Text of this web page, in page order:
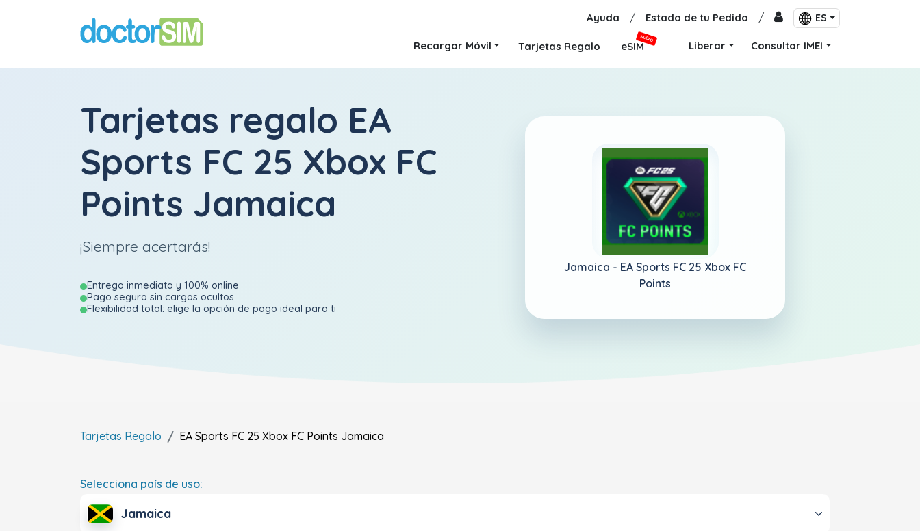
Ayuda / Estado de tu Pedido / ES
Recargar Móvil Tarjetas Regalo eSIM
NUEVO
Liberar Consultar IMEI
Tarjetas regalo EA
Sports FC 25 Xbox FC
Points Jamaica
¡Siempre acertarás!
Entrega inmediata y 100% online
Pago seguro sin cargos ocultos
Flexibilidad total: elige la opción de pago ideal para ti
Jamaica - EA Sports FC 25 Xbox FC
Points
Tarjetas Regalo EA Sports FC 25 Xbox FC Points Jamaica
Selecciona país de uso:
Jamaica